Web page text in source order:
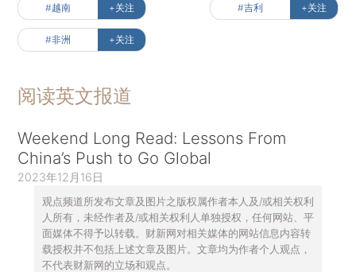
#越南 +关注 #吉利 +关注
#非洲 +关注
阅读英文报道
Weekend Long Read: Lessons From
China’s Push to Go Global
2023年12月16日
观点频道所发布文章及图片之版权属作者本人及/或相关权利
人所有，未经作者及/或相关权利人单独授权，任何网站、平
面媒体不得予以转载。财新网对相关媒体的网站信息内容转
载授权并不包括上述文章及图片。文章均为作者个人观点，
不代表财新网的立场和观点。